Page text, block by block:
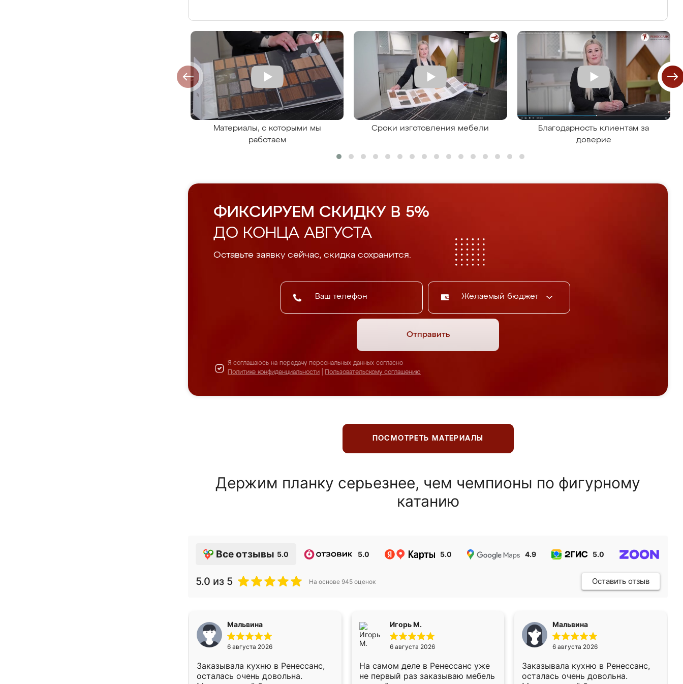
Материалы, с которыми мы
работаем
Сроки изготовления мебели
Благодарность клиентам за
доверие
ФИКСИРУЕМ СКИДКУ В 5%
ДО КОНЦА АВГУСТА
Оставьте заявку сейчас, скидка сохранится.
Желаемый бюджет
Отправить
Я соглашаюсь на передачу персональных данных согласно
Политике конфиденциальности
Пользовательскому соглашению
ПОСМОТРЕТЬ МАТЕРИАЛЫ
Держим планку серьезнее, чем чемпионы по фигурному
катанию
Все отзывы 5.0 5.0 5.0 4.9 5.0
5.0 из 5 На основе 945 оценок Оставить отзыв
Мальвина
6 августа 2026
Заказывала кухню в Ренессанс,
осталась очень довольна.
Игорь М.
6 августа 2026
На самом деле в Ренессанс уже
не первый раз заказываю мебель
Мальвина
6 августа 2026
Заказывала кухню в Ренессанс,
осталась очень довольна.